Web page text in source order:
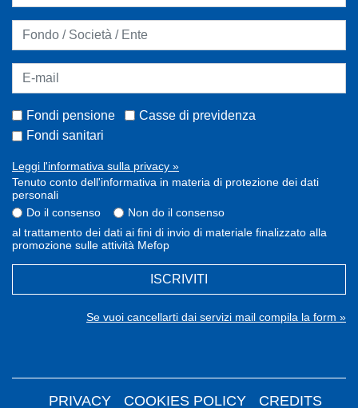
Fondi pensione
Casse di previdenza
Fondi sanitari
Leggi l'informativa sulla privacy »
Tenuto conto dell'informativa in materia di protezione dei dati
personali
Do il consenso
Non do il consenso
al trattamento dei dati ai fini di invio di materiale finalizzato alla
promozione sulle attività Mefop
ISCRIVITI
Se vuoi cancellarti dai servizi mail compila la form »
PRIVACY COOKIES POLICY CREDITS